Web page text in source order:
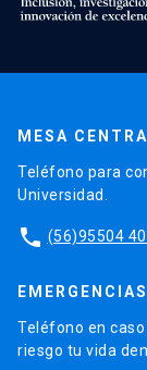
MESA
Teléfono para
Universidad.
phone (56)95504
Teléfono en
riesgo tu vida